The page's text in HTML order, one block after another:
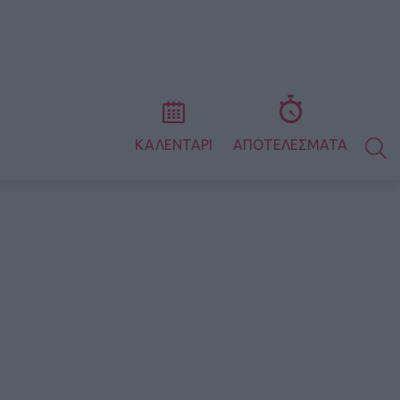
ΚΑΛΕΝΤΑΡΙ ΑΠΟΤΕΛΕΣΜΑΤΑ